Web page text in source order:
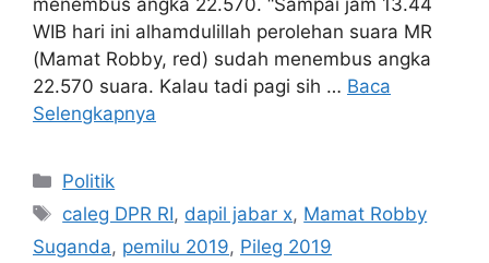
menembus angka 22.570. “Sampai jam 13.44
WIB hari ini alhamdulillah perolehan suara MR
(Mamat Robby, red) sudah menembus angka
22.570 suara. Kalau tadi pagi sih … Baca
Selengkapnya
Kategori
Politik
Tag
caleg DPR RI, dapil jabar x, Mamat Robby
Suganda, pemilu 2019, Pileg 2019